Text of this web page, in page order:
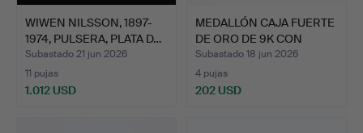
WIWEN NILSSON, 1897-
1974, PULSERA, PLATA D…
Subastado 21 jun 2026
11 pujas
1.012 USD
MEDALLÓN CAJA FUERTE
DE ORO DE 9K CON
TAPA…
Subastado 18 jun 2026
4 pujas
202 USD